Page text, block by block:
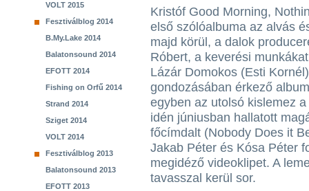
VOLT 2015
Fesztiválblog 2014
B.My.Lake 2014
Balatonsound 2014
EFOTT 2014
Fishing on Orfű 2014
Strand 2014
Sziget 2014
VOLT 2014
Fesztiválblog 2013
Balatonsound 2013
EFOTT 2013
Kristóf Good Morning,
első szólóalbuma az alvás
majd körül, a dalok
Róbert, a keverési
Lázár Domokos (Esti
gondozásában érkező
egyben az utolsó kislemez
idén júniusban hallatott
főcímdalt (Nobody Does it
Jakab Péter és Kósa Péter
megidéző videoklipet. A
tavasszal kerül sor.